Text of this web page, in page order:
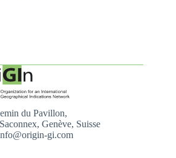
du Pavillon,
Genève, Suisse
gi.com